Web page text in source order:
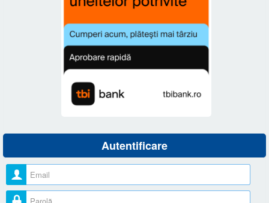
Autentificare
Nume utilizator
Parolă